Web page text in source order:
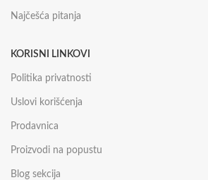
Najčešća pitanja
KORISNI LINKOVI
Politika privatnosti
Uslovi korišćenja
Prodavnica
Proizvodi na popustu
Blog sekcija